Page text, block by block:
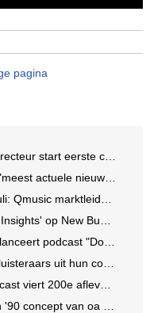
pagina
country radiozender van Nederland
nieuwspodcast van Nederland"
gevolgd door NPO2 en 538
op New Business Radio
met knipoog naar de reclameindustrie
over eigen agenda volledig weg te geven
als podium voor het agencylandschap
en Beau van Erven Dorens, herleeft in eigentijds format